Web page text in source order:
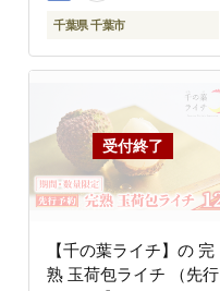
千葉県 千葉市
【千の葉ライチ】の 完
熟 玉荷包ライチ （先行